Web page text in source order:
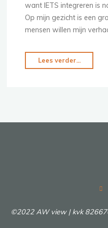
want IETS integreren is
Op mijn gezicht is een
mensen willen mijn
Lees verder...
©2022 AW view | kvk